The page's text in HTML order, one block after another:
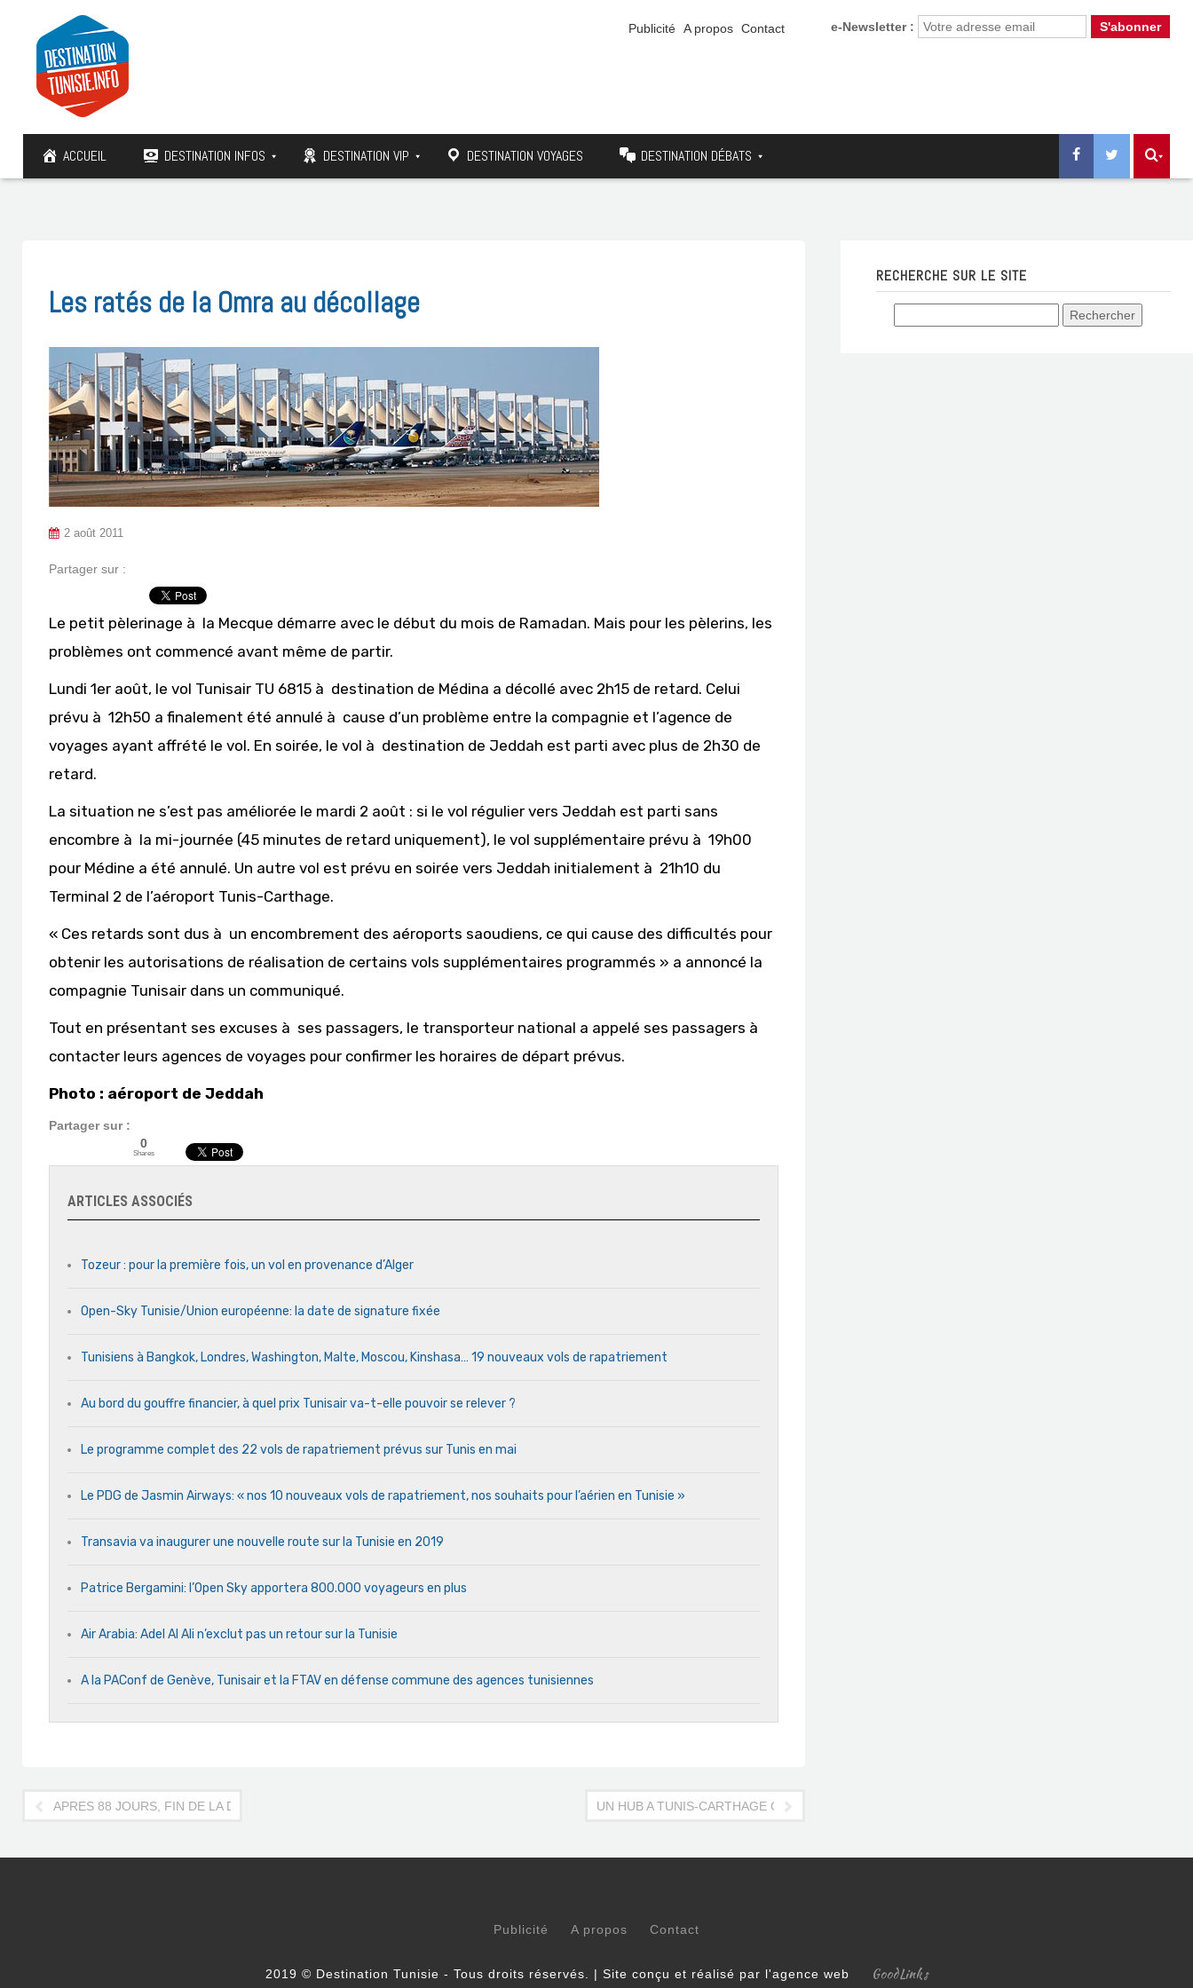
e-Newsletter :
Publicité A propos Contact
ACCUEIL DESTINATION INFOS DESTINATION VIP DESTINATION VOYAGES DESTINATION DÉBATS
Les ratés de la Omra au décollage
2 août 2011
Partager sur :
Le petit pèlerinage à la Mecque démarre avec le début du mois de Ramadan. Mais pour les pèlerins, les
problèmes ont commencé avant même de partir.
Lundi 1er août, le vol Tunisair TU 6815 à destination de Médina a décollé avec 2h15 de retard. Celui
prévu à 12h50 a finalement été annulé à cause d’un problème entre la compagnie et l’agence de
voyages ayant affrété le vol. En soirée, le vol à destination de Jeddah est parti avec plus de 2h30 de
retard.
La situation ne s’est pas améliorée le mardi 2 août : si le vol régulier vers Jeddah est parti sans
encombre à la mi-journée (45 minutes de retard uniquement), le vol supplémentaire prévu à 19h00
pour Médine a été annulé. Un autre vol est prévu en soirée vers Jeddah initialement à 21h10 du
Terminal 2 de l’aéroport Tunis-Carthage.
« Ces retards sont dus à un encombrement des aéroports saoudiens, ce qui cause des difficultés pour
obtenir les autorisations de réalisation de certains vols supplémentaires programmés » a annoncé la
compagnie Tunisair dans un communiqué.
Tout en présentant ses excuses à ses passagers, le transporteur national a appelé ses passagers à
contacter leurs agences de voyages pour confirmer les horaires de départ prévus.
Photo : aéroport de Jeddah
Partager sur :
0
Shares
ARTICLES ASSOCIÉS
Tozeur : pour la première fois, un vol en provenance d’Alger
Open-Sky Tunisie/Union européenne: la date de signature fixée
Tunisiens à Bangkok, Londres, Washington, Malte, Moscou, Kinshasa… 19 nouveaux vols de rapatriement
Au bord du gouffre financier, à quel prix Tunisair va-t-elle pouvoir se relever ?
Le programme complet des 22 vols de rapatriement prévus sur Tunis en mai
Le PDG de Jasmin Airways: « nos 10 nouveaux vols de rapatriement, nos souhaits pour l’aérien en Tunisie »
Transavia va inaugurer une nouvelle route sur la Tunisie en 2019
Patrice Bergamini: l’Open Sky apportera 800.000 voyageurs en plus
Air Arabia: Adel Al Ali n’exclut pas un retour sur la Tunisie
A la PAConf de Genève, Tunisair et la FTAV en défense commune des agences tunisiennes
APRES 88 JOURS, FIN DE LA DISETTE SUR LES VOLS TUNISAIR UN HUB A TUNIS-CARTHAGE OU LES DIVAGATIONS DE L'ANCIEN REGIME
RECHERCHE SUR LE SITE
Publicité A propos Contact
2019 © Destination Tunisie - Tous droits réservés. | Site conçu et réalisé par l'agence web GoodLinks